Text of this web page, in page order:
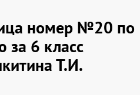
номер №20 по
за 6 класс
Т.И.